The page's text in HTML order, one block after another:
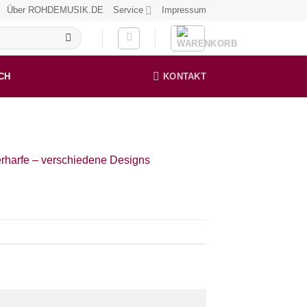
Über ROHDEMUSIK.DE Service Impressum
KONTAKT
– verschiedene Designs